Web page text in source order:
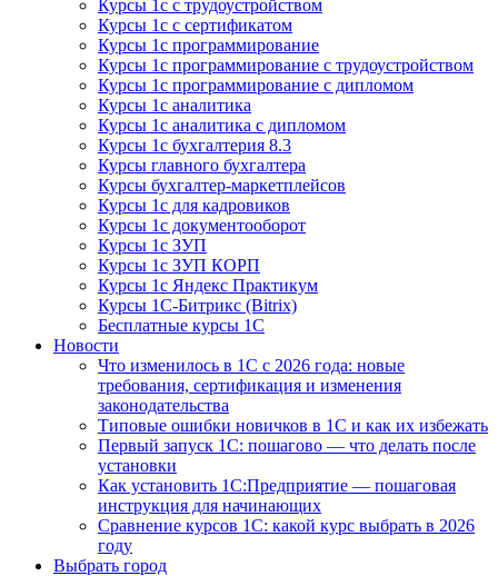
Курсы 1с с трудоустройством
Курсы 1с с сертификатом
Курсы 1с программирование
Курсы 1с программирование с трудоустройством
Курсы 1с программирование с дипломом
Курсы 1с аналитика
Курсы 1с аналитика с дипломом
Курсы 1с бухгалтерия 8.3
Курсы главного бухгалтера
Курсы бухгалтер-маркетплейсов
Курсы 1с для кадровиков
Курсы 1с документооборот
Курсы 1с ЗУП
Курсы 1с ЗУП КОРП
Курсы 1с Яндекс Практикум
Курсы 1С-Битрикс (Bitrix)
Бесплатные курсы 1С
Новости
Что изменилось в 1С с 2026 года: новые
требования, сертификация и изменения
законодательства
Типовые ошибки новичков в 1С и как их избежать
Первый запуск 1С: пошагово — что делать после
установки
Как установить 1С:Предприятие — пошаговая
инструкция для начинающих
Сравнение курсов 1С: какой курс выбрать в 2026
году
Выбрать город